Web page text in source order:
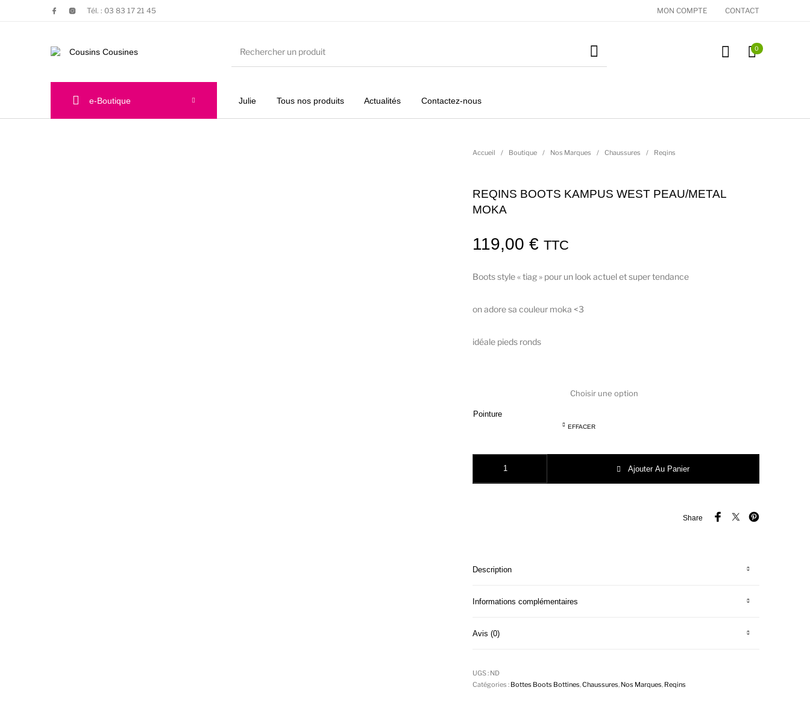
Tél. : 03 83 17 21 45 MON COMPTE CONTACT
0
Julie Tous nos produits Actualités Contactez-nous
e-Boutique
Accueil / Boutique / Nos Marques / Chaussures / Reqins
REQINS BOOTS KAMPUS WEST PEAU/METAL
MOKA
119,00 € TTC
Boots style « tiag » pour un look actuel et super tendance
on adore sa couleur moka <3
idéale pieds ronds
Pointure
EFFACER
Ajouter Au Panier
Share
Description
Informations complémentaires
Avis (0)
UGS : ND
Catégories : Bottes Boots Bottines Chaussures Nos Marques Reqins